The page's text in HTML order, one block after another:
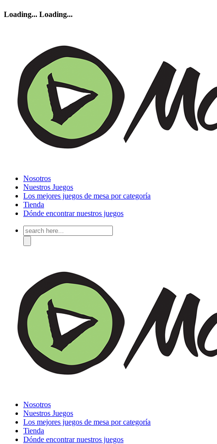
Loading... Loading...
Nosotros
Nuestros Juegos
Los mejores juegos de mesa por categoría
Tienda
Dónde encontrar nuestros juegos
Search
for:
Nosotros
Nuestros Juegos
Los mejores juegos de mesa por categoría
Tienda
Dónde encontrar nuestros juegos